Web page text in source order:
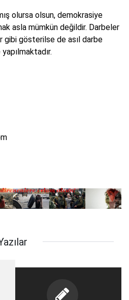
olursa olsun, demokrasiye
asla mümkün değildir. Darbeler
gibi gösterilse de asıl darbe